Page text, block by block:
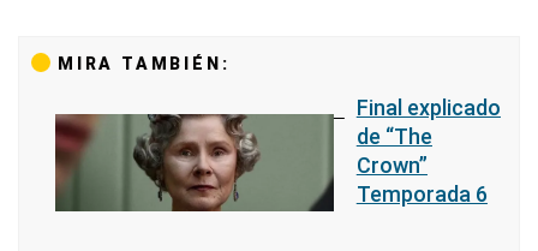
MIRA TAMBIÉN:
Final explicado
de “The
Crown”
Temporada 6